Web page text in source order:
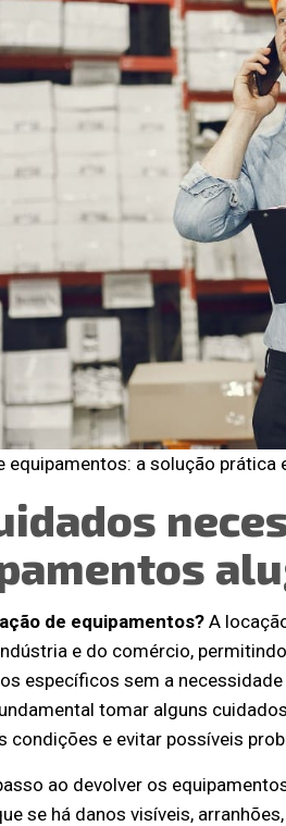
equipamentos: a solução prática
de equipamentos? A
e do comércio,
específicos sem a
tomar alguns
condições e evitar possíveis
ao devolver os
se há danos visíveis,